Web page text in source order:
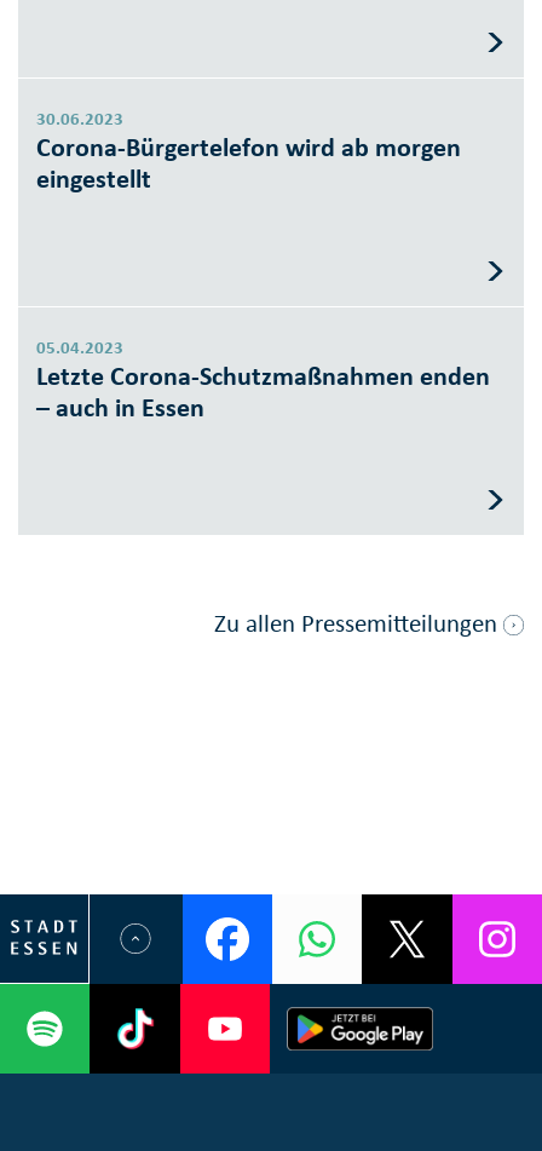
30.06.2023
Corona-Bürgertelefon wird ab morgen
eingestellt
05.04.2023
Letzte Corona-Schutzmaßnahmen enden
– auch in Essen
Zu allen Pressemitteilungen